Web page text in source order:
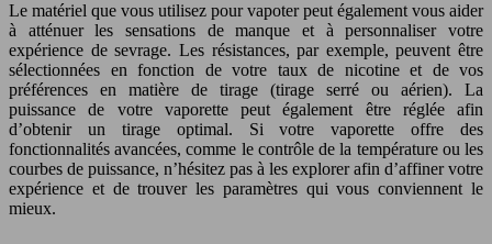
Le matériel que vous utilisez pour vapoter peut également vous aider
à atténuer les sensations de manque et à personnaliser votre
expérience de sevrage. Les résistances, par exemple, peuvent être
sélectionnées en fonction de votre taux de nicotine et de vos
préférences en matière de tirage (tirage serré ou aérien). La
puissance de votre vaporette peut également être réglée afin
d’obtenir un tirage optimal. Si votre vaporette offre des
fonctionnalités avancées, comme le contrôle de la température ou les
courbes de puissance, n’hésitez pas à les explorer afin d’affiner votre
expérience et de trouver les paramètres qui vous conviennent le
mieux.